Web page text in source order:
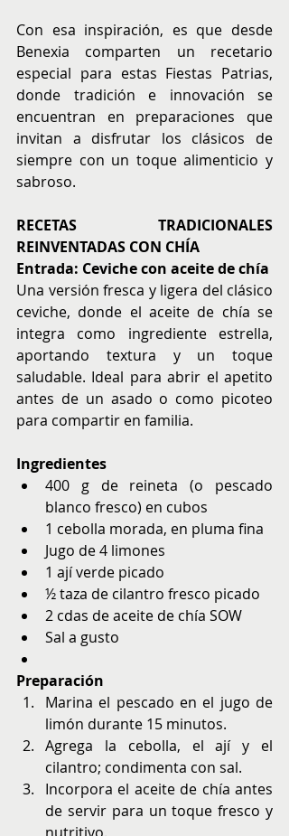
Con esa inspiración, es que desde
Benexia comparten un recetario
especial para estas Fiestas Patrias,
donde tradición e innovación se
encuentran en preparaciones que
invitan a disfrutar los clásicos de
siempre con un toque alimenticio y
sabroso.
RECETAS TRADICIONALES
REINVENTADAS CON CHÍA
Entrada: Ceviche con aceite de chía
Una versión fresca y ligera del clásico
ceviche, donde el aceite de chía se
integra como ingrediente estrella,
aportando textura y un toque
saludable. Ideal para abrir el apetito
antes de un asado o como picoteo
para compartir en familia.
Ingredientes
400 g de reineta (o pescado
blanco fresco) en cubos
1 cebolla morada, en pluma fina
Jugo de 4 limones
1 ají verde picado
½ taza de cilantro fresco picado
2 cdas de aceite de chía SOW
Sal a gusto
Preparación
Marina el pescado en el jugo de
limón durante 15 minutos.
Agrega la cebolla, el ají y el
cilantro; condimenta con sal.
Incorpora el aceite de chía antes
de servir para un toque fresco y